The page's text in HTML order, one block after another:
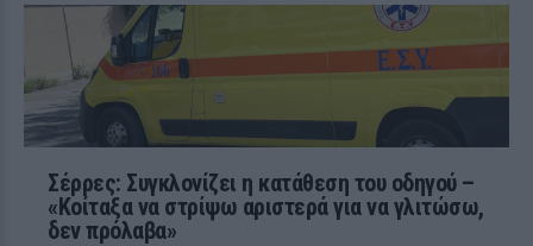
Σέρρες: Συγκλονίζει η κατάθεση του οδηγού –
«Κοίταξα να στρίψω αριστερά για να γλιτώσω,
δεν πρόλαβα»